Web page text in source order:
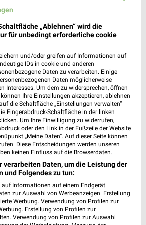
mit Angeboten in und
in Wörth
6
am Rhein
„Ablehnen“ wird die
für unbedingt erforderliche cookie
und/oder greifen auf Informationen auf
IDs in cookie und anderen
Daten zu verarbeiten. Einige
Daten möglicherweise
Interesses. Um dem zu widersprechen, öffnen
können Ihre Einstellungen akzeptieren, ablehnen
die Schaltfläche „Einstellungen verwalten“
Fingerabdruck-Schaltfläche in der linken
Um Ihre Einwilligung zu widerrufen,
oder den Link in der Fußzeile der Website
„Meine Daten“. Auf dieser Seite können
Diese Entscheidungen werden unseren
keinen Einfluss auf die Browserdaten.
verarbeiten Daten, um die Leistung der
und Folgendes zu tun:
Informationen auf einem Endgerät.
zur Auswahl von Werbeanzeigen. Erstellung
Werbung. Verwendung von Profilen zur
Erstellung von Profilen zur
Verwendung von Profilen zur Auswahl